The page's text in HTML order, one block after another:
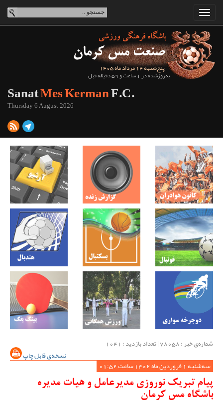
پنج‌شنبه 14 مرداد ماه 1405
به‌روزشده در 1 ساعت و 59 دقیقه قبل
SanatMes KermanF.C.
Thursday 6 August 2026
شماره‌ی خبر : ‌78058 | تعداد بازدید : 1041
نسخه‌ی قابل چاپ
سه‌شنبه 1 فروردین ماه 1402 ساعت 01:52
پیام تبریک نوروزی مدیرعامل و هیات مدیره
باشگاه مس کرمان